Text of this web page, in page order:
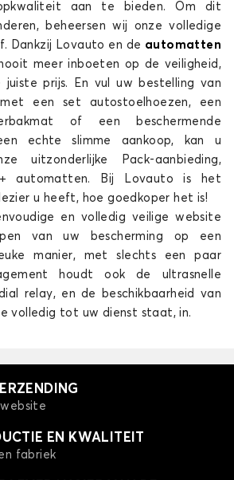
aan te bieden. Om dit
beheersen wij onze volledige
Dankzij Lovauto en de automatten
meer inboeten op de veiligheid,
prijs. En vul uw bestelling van
een set autostoelhoezen, een
of een beschermende
echte slimme aankoop, kan u
uitzonderlijke Pack-aanbieding,
+ automatten. Bij Lovauto is het
u heeft, hoe goedkoper het is!
en volledig veilige website
van uw bescherming op een
manier, met slechts een paar
houdt ook de ultrasnelle
relay, en de beschikbaarheid van
volledig tot uw dienst staat, in.
EN KWALITEIT
fabriek